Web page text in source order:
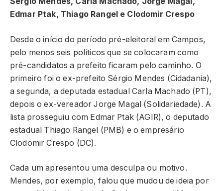
Edmar Ptak, Thiago Rangel e Clodomir Crespo
Desde o início do período pré-eleitoral em Campos,
pelo menos seis políticos que se colocaram como
pré-candidatos a prefeito ficaram pelo caminho. O
primeiro foi o ex-prefeito Sérgio Mendes (Cidadania),
a segunda, a deputada estadual Carla Machado (PT),
depois o ex-vereador Jorge Magal (Solidariedade). A
lista prosseguiu com Edmar Ptak (AGIR), o deputado
estadual Thiago Rangel (PMB) e o empresário
Clodomir Crespo (DC).
Cada um apresentou uma desculpa ou motivo.
Mendes, por exemplo, falou que mudou de ideia por